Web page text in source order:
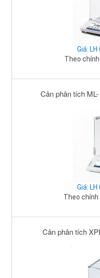
Giá:
Theo
Cân phân tích
Giá:
Theo
Cân phân tích